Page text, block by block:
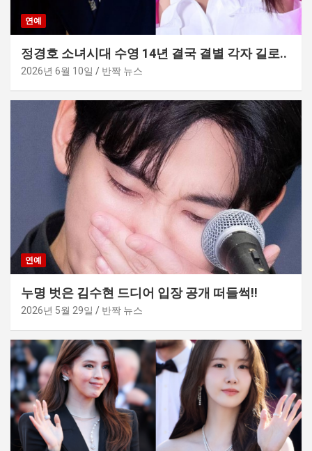
연예
정경호 소녀시대 수영 14년 결국 결별 각자 길로..
2026년 6월 10일 반짝 뉴스
연예
누명 벗은 김수현 드디어 입장 공개 떠들썩!!
2026년 5월 29일 반짝 뉴스